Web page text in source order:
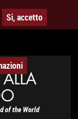
Si, accetto
of the World